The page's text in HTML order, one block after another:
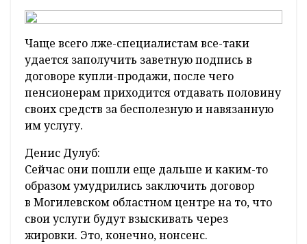
Чаще всего лже-специалистам все-таки
удается заполучить заветную подпись в
договоре купли-продажи, после чего
пенсионерам приходится отдавать половину
своих средств за бесполезную и навязанную
им услугу.
Денис Дулуб:
Сейчас они пошли еще дальше и каким-то
образом умудрились заключить договор
в Могилевском областном центре на то, что
свои услуги будут взыскивать через
жировки. Это, конечно, нонсенс.